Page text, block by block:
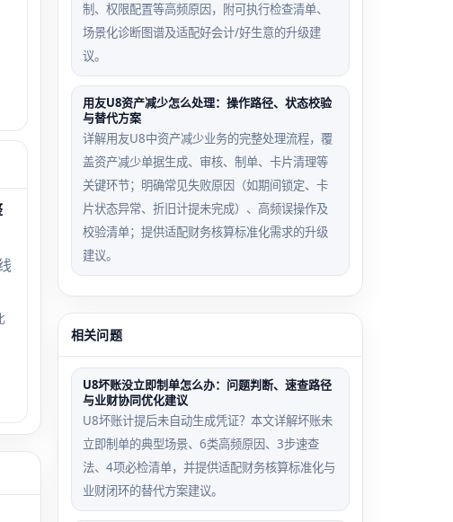
制、权限配置等高频原因，附可执行检查清单、
场景化诊断图谱及适配好会计/好生意的升级建
议。
用友U8资产减少怎么处理：操作路径、状态校验
与替代方案
详解用友U8中资产减少业务的完整处理流程，覆
盖资产减少单据生成、审核、制单、卡片清理等
关键环节；明确常见失败原因（如期间锁定、卡
片状态异常、折旧计提未完成）、高频误操作及
校验清单；提供适配财务核算标准化需求的升级
建议。
相关问题
U8坏账没立即制单怎么办：问题判断、速查路径
与业财协同优化建议
U8坏账计提后未自动生成凭证？本文详解坏账未
立即制单的典型场景、6类高频原因、3步速查
法、4项必检清单，并提供适配财务核算标准化与
业财闭环的替代方案建议。